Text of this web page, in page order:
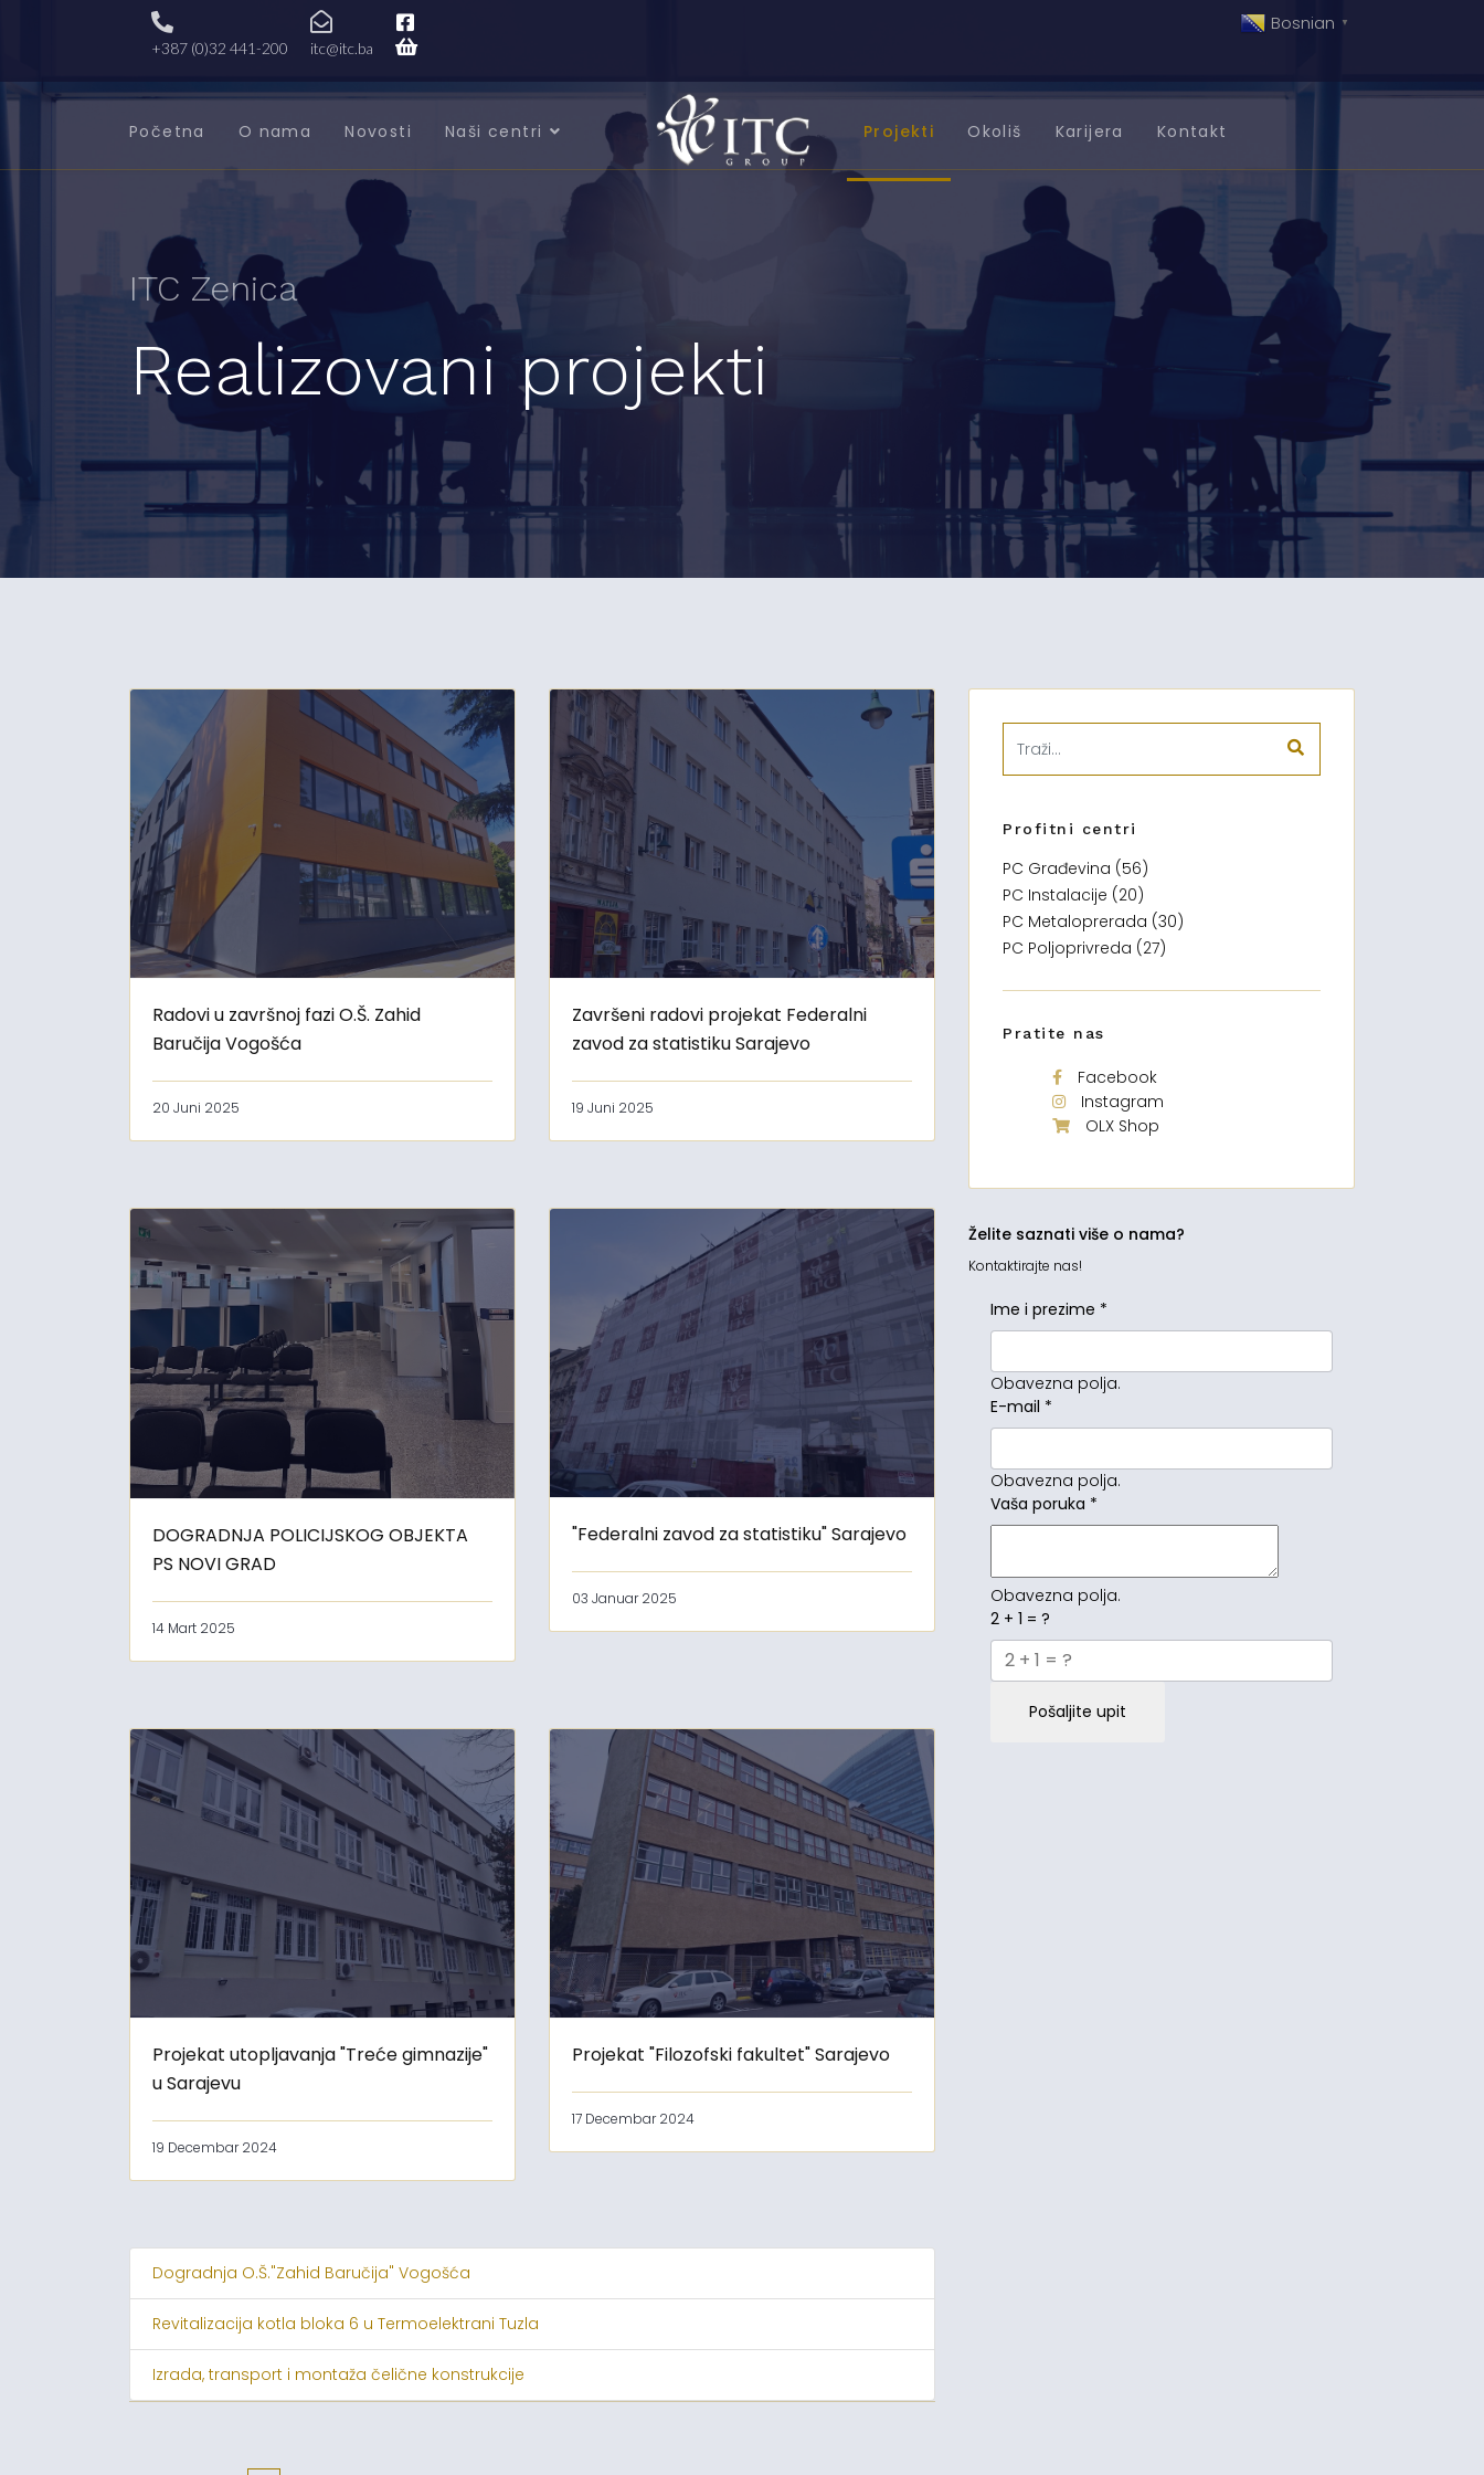
+387 (0)32 441-200 itc@itc.ba
Bosnian ▼
Početna O nama Novosti Naši centri Projekti Okoliš Karijera Kontakt
ITC Zenica
Realizovani projekti
Radovi u završnoj fazi O.Š. Zahid
Baručija Vogošća
20 Juni 2025
Završeni radovi projekat Federalni
zavod za statistiku Sarajevo
19 Juni 2025
DOGRADNJA POLICIJSKOG OBJEKTA
PS NOVI GRAD
14 Mart 2025
"Federalni zavod za statistiku" Sarajevo
03 Januar 2025
Projekat utopljavanja "Treće gimnazije"
u Sarajevu
19 Decembar 2024
Projekat "Filozofski fakultet" Sarajevo
17 Decembar 2024
Dogradnja O.Š."Zahid Baručija" Vogošća
Revitalizacija kotla bloka 6 u Termoelektrani Tuzla
Izrada, transport i montaža čelične konstrukcije
Profitni centri
PC Građevina (56)
PC Instalacije (20)
PC Metaloprerada (30)
PC Poljoprivreda (27)
Pratite nas
Facebook
Instagram
OLX Shop
Želite saznati više o nama?
Kontaktirajte nas!
Ime i prezime *
Obavezna polja.
E-mail *
Obavezna polja.
Vaša poruka *
Obavezna polja.
2 + 1 = ?
Pošaljite upit